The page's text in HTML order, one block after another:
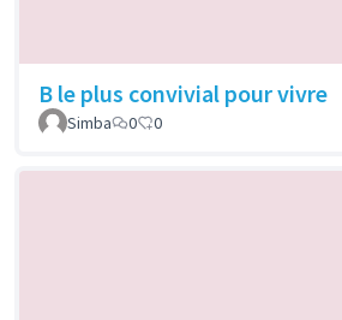
B le plus convivial pour vivre
Simba 0 0